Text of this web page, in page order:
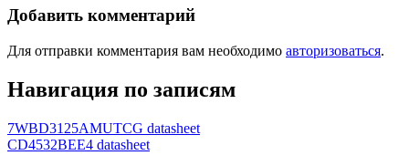
Добавить комментарий
Для отправки комментария вам необходимо авторизоваться.
Навигация по записям
7WBD3125AMUTCG datasheet
CD4532BEE4 datasheet